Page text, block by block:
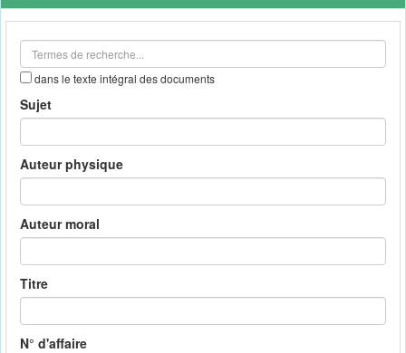
outils
dans le texte intégral des documents
Sujet
Auteur physique
Auteur moral
Titre
N° d'affaire